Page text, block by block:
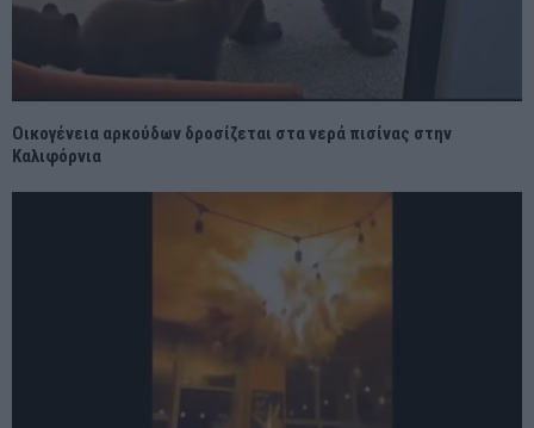
Οικογένεια αρκούδων δροσίζεται στα νερά πισίνας στην
Καλιφόρνια